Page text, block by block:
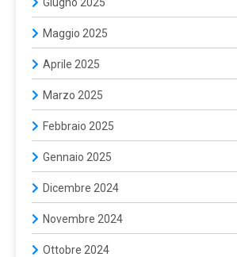
Maggio 2025
Aprile 2025
Marzo 2025
Febbraio 2025
Gennaio 2025
Dicembre 2024
Novembre 2024
Ottobre 2024